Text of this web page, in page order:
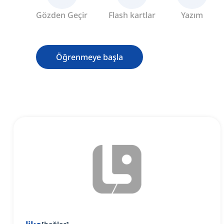
Gözden Geçir Flash kartlar Yazım
Öğrenmeye başla